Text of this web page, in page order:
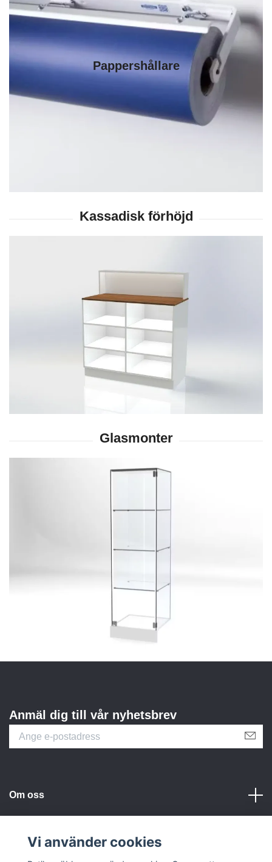
Pappershållare
Anmäl dig till vår nyhetsbrev
Om oss
Vi använder cookies